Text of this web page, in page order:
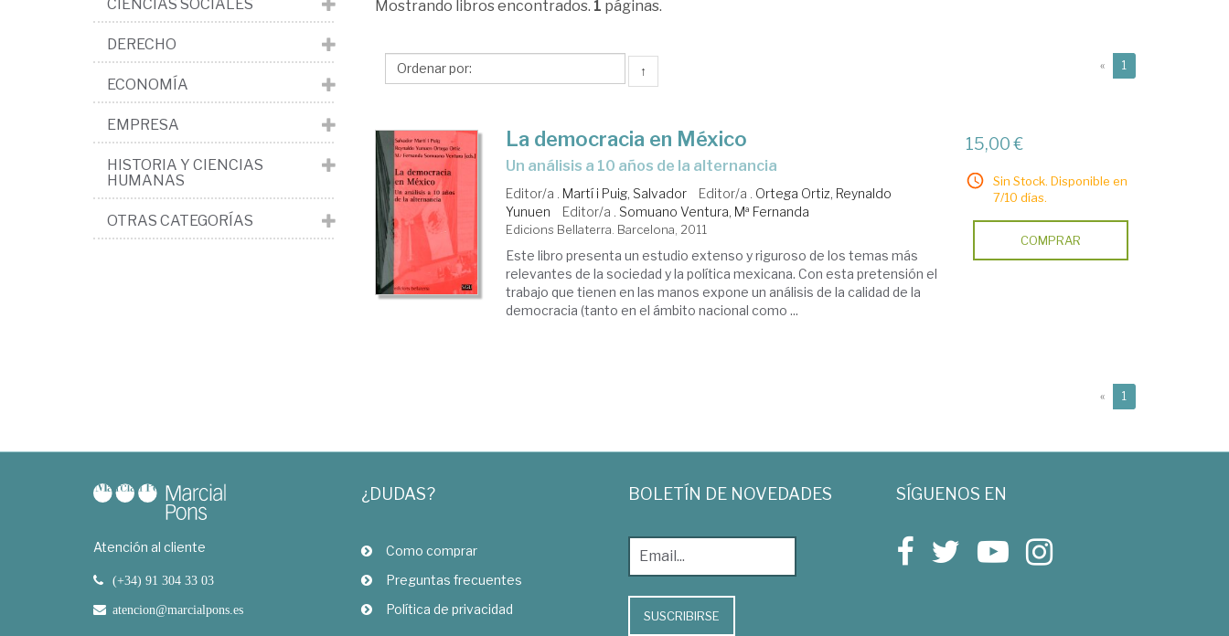
Somuano
Mª
Mostrando libros encontrados. 1 páginas.
↑ « 1
La democracia en México
un análisis a 10 años de la alternancia
Editor/a . Martí i Puig, Salvador Editor/a . Ortega Ortiz, Reynaldo
Yunuen
Editor/a . Somuano Ventura, Mª Fernanda
Edicions Bellaterra. Barcelona, 2011
Este libro presenta un estudio extenso y riguroso de los temas más
relevantes de la sociedad y la política mexicana. Con esta pretensión el
trabajo que tienen en las manos expone un análisis de la calidad de la
democracia (tanto en el ámbito nacional como ...
15,00 €
Sin Stock. Disponible en
7/10 días.
COMPRAR
« 1
CIENCIAS SOCIALES
DERECHO
ECONOMÍA
EMPRESA
HISTORIA Y CIENCIAS
HUMANAS
OTRAS CATEGORÍAS
Atención al cliente
(+34) 91 304 33 03
atencion@marcialpons.es
¿DUDAS?
Como comprar
Preguntas frecuentes
Política de privacidad
BOLETÍN DE NOVEDADES
SUSCRIBIRSE
SÍGUENOS EN